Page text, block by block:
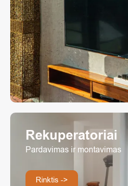
Rekuperatoriai
Pardavimas ir montavimas
Rinktis ->